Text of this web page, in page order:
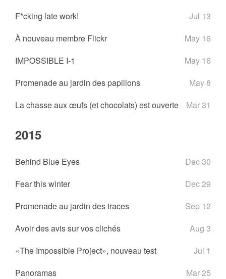
F*cking late work!
Jul 13
À nouveau membre Flickr
May 16
IMPOSSIBLE I-1
May 16
Promenade au jardin des papillons
May 8
La chasse aux œufs (et chocolats) est ouverte
Mar 31
2015
Behind Blue Eyes
Dec 30
Fear this winter
Dec 29
Promenade au jardin des traces
Sep 12
Avoir des avis sur vos clichés
Aug 3
«The Impossible Project», nouveau test
Jul 1
Panoramas
Mar 25